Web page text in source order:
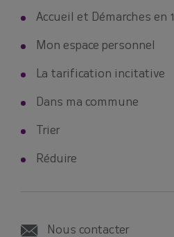
Accueil et Démarches en
Mon espace personnel
La tarification incitative
Dans ma commune
Trier
Réduire
Nous contacter